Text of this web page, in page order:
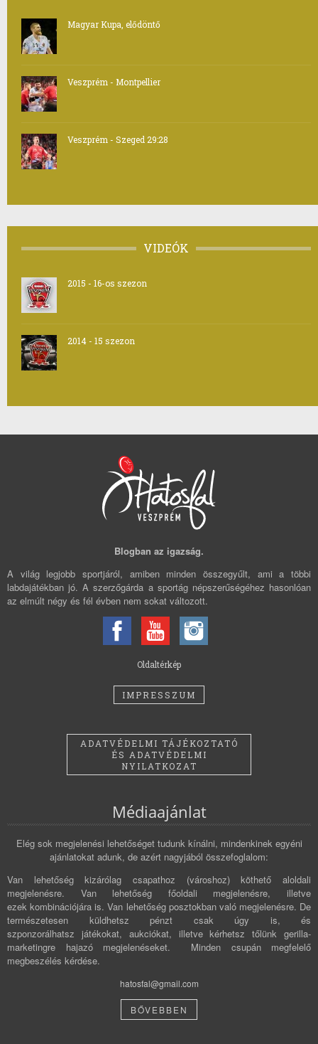
Magyar Kupa, elődöntő
Veszprém - Montpellier
Veszprém - Szeged 29:28
VIDEÓK
2015 - 16-os szezon
2014 - 15 szezon
Blogban az igazság.
A világ legjobb sportjáról, amiben minden összegyűlt, ami a többi
labdajátékban jó. A szerzőgárda a sportág népszerűségéhez hasonlóan
az elmúlt négy és fél évben nem sokat változott.
Oldaltérkép
IMPRESSZUM
ADATVÉDELMI TÁJÉKOZTATÓ
ÉS ADATVÉDELMI
NYILATKOZAT
Médiaajánlat
Elég sok megjelenési lehetőséget tudunk kínálni, mindenkinek egyéni
ajánlatokat adunk, de azért nagyjából összefoglalom:
Van lehetőség kizárólag csapathoz (városhoz) köthető aloldali
megjelenésre. Van lehetőség főoldali megjelenésre, illetve
ezek kombinációjára is. Van lehetőség posztokban való megjelenésre. De
természetesen küldhetsz pénzt csak úgy is, és
szponzorálhatsz játékokat, aukciókat, illetve kérhetsz tőlünk gerilla-
marketingre hajazó megjelenéseket. Minden csupán megfelelő
megbeszélés kérdése.
hatosfal@gmail.com
BŐVEBBEN